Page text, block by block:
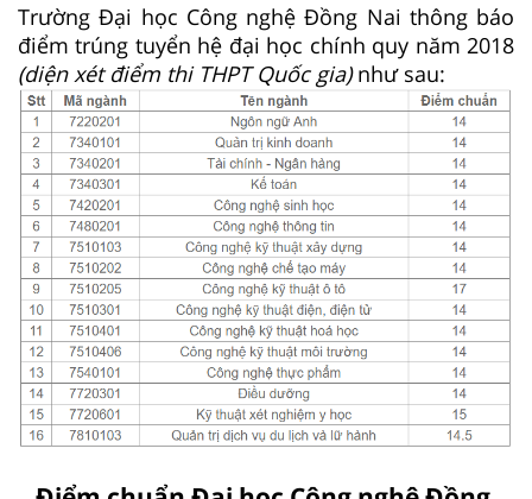
Trường Đại học Công nghệ Đồng Nai thông báo
điểm trúng tuyển hệ đại học chính quy năm 2018
(diện xét điểm thi THPT Quốc gia)như sau: